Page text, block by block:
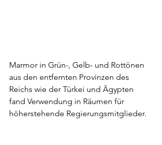
Marmor in Grün-, Gelb- und Rottönen
aus den entfernten Provinzen des
Reichs wie der Türkei und Ägypten
fand Verwendung in Räumen für
höherstehende Regierungsmitglieder.